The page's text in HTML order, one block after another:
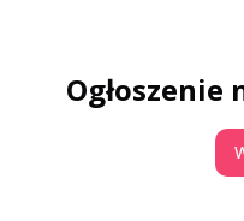
Ogłoszenie